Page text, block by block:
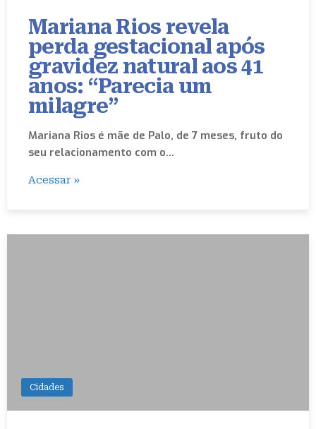
Mariana Rios revela
perda gestacional após
gravidez natural aos 41
anos: “Parecia um
milagre”
Mariana Rios é mãe de Palo, de 7 meses, fruto do
seu relacionamento com o…
Acessar »
Cidades